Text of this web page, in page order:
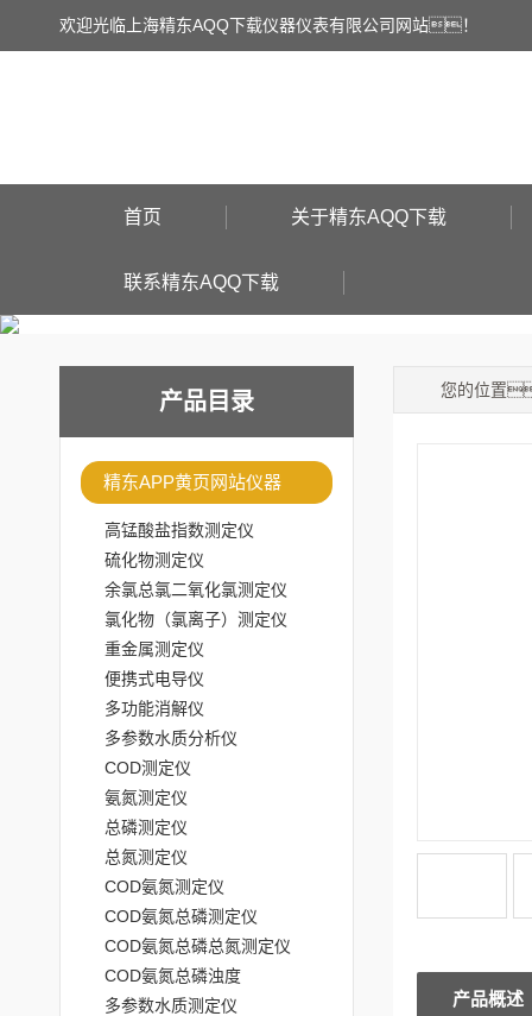
欢迎光临上海精东AQQ下载仪器仪表有限公司网站！
首页 关于精东AQQ下载
联系精东AQQ下载
产品目录
精东APP黄页网站仪器
高锰酸盐指数测定仪
硫化物测定仪
余氯总氯二氧化氯测定仪
氯化物（氯离子）测定仪
重金属测定仪
便携式电导仪
多功能消解仪
多参数水质分析仪
COD测定仪
氨氮测定仪
总磷测定仪
总氮测定仪
COD氨氮测定仪
COD氨氮总磷测定仪
COD氨氮总磷总氮测定仪
COD氨氮总磷浊度
多参数水质测定仪
您的位置
产品概述